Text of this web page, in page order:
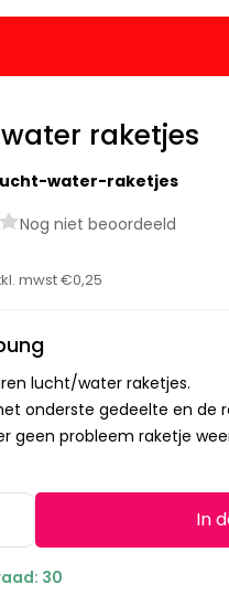
raketjes
water-raketjes
Nog niet beoordeeld
mwst€0,25
lucht/water raketjes.
onderste gedeelte en de
geen probleem raketje
In
30